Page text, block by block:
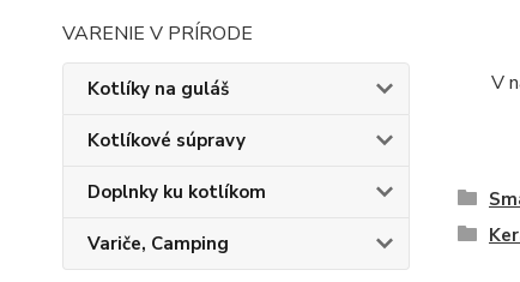
VARENIE V PRÍRODE
Kotlíky na guláš
Kotlíkové súpravy
Doplnky ku kotlíkom
Variče, Camping
V